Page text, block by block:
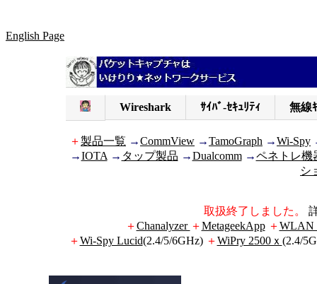
English Page
Wireshark ｻｲﾊﾞ-ｾｷｭﾘﾃｨ 無線
＋製品一覧 →CommView →TamoGraph →Wi-Spy
→IOTA → タップ製品 →Dualcomm→ペネトレ機
シ
取扱終了しました。
＋Chanalyzer ＋MetageekApp＋WLAN
＋Wi-Spy Lucid(2.4/5/6GHz)＋WiPry 2500ｘ (2.4/